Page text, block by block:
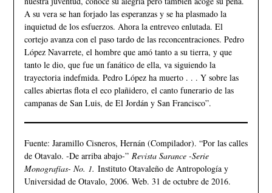
A su vera se han forjado las esperanzas y se ha plasmado la
inquietud de los esfuerzos. Ahora la entreveo enlutada. El
cortejo avanza con el paso tardo de las reconcentraciones. Pedro
López Navarrete, el hombre que amó tanto a su tierra, y que
tanto le dio, que fue un fanático de ella, va siguiendo la
trayectoria indefmida. Pedro López ha muerto . . . Y sobre las
calles abiertas flota el eco plañidero, el canto funerario de las
campanas de San Luis, de El Jordán y San Francisco”.
Fuente: Jaramillo Cisneros, Hernán (Compilador). “Por las calles
de Otavalo. -De arriba abajo-” Revista Sarance -Serie
Monografías- No. 1. Instituto Otavaleño de Antropología y
Universidad de Otavalo, 2006. Web. 31 de octubre de 2016.